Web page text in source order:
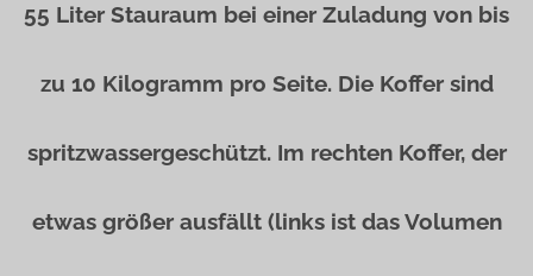
55 Liter Stauraum bei einer Zuladung von bis
zu 10 Kilogramm pro Seite. Die Koffer sind
spritzwassergeschützt. Im rechten Koffer, der
etwas größer ausfällt (links ist das Volumen